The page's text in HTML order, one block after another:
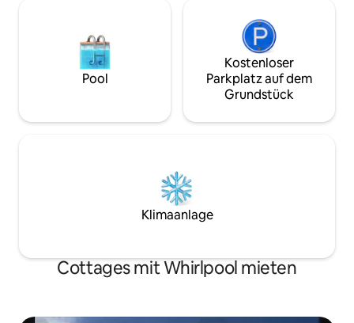
Pool
Kostenloser
Parkplatz auf dem
Grundstück
Klimaanlage
Cottages mit Whirlpool mieten